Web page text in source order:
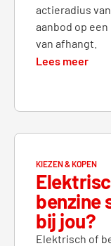
actieradius
aanbod op
van afhangt.
Lees meer
KIEZEN & KOPEN
benzine
bij jou?
Elektrisch of